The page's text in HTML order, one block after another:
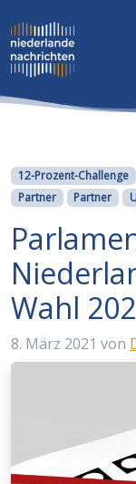
Kategorien
12-Prozent-Challenge
Partner
Partner
Wahl
8. März 2021 von